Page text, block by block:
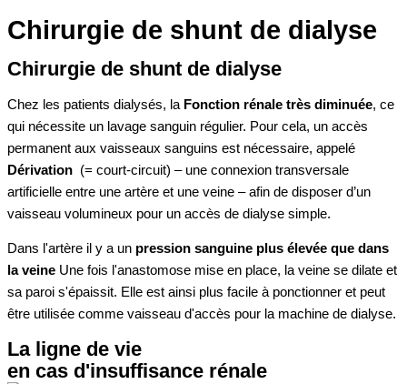
Chirurgie de shunt de dialyse
Chirurgie de shunt de dialyse
Chez les patients dialysés, la Fonction rénale très diminuée, ce
qui nécessite un lavage sanguin régulier. Pour cela, un accès
permanent aux vaisseaux sanguins est nécessaire, appelé
Dérivation (= court-circuit) – une connexion transversale
artificielle entre une artère et une veine – afin de disposer d’un
vaisseau volumineux pour un accès de dialyse simple.
Dans l'artère il y a un pression sanguine plus élevée que dans
la veine Une fois l'anastomose mise en place, la veine se dilate et
sa paroi s'épaissit. Elle est ainsi plus facile à ponctionner et peut
être utilisée comme vaisseau d'accès pour la machine de dialyse.
La ligne de vie
en cas d'insuffisance rénale